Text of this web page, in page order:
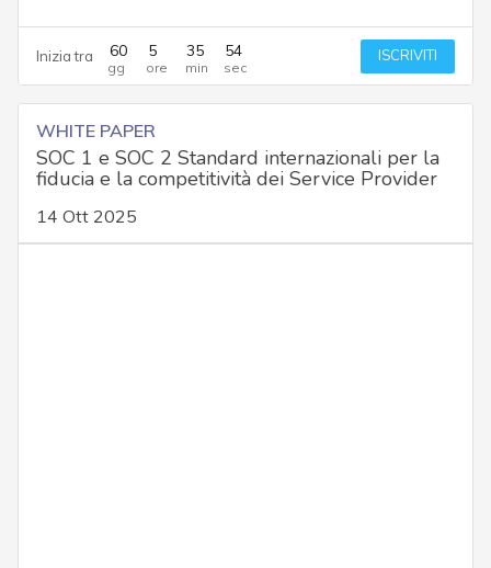
Inizia tra 60 5 35 53 ISCRIVITI
WHITE PAPER
SOC 1 e SOC 2 Standard internazionali per la
fiducia e la competitività dei Service Provider
14 Ott 2025